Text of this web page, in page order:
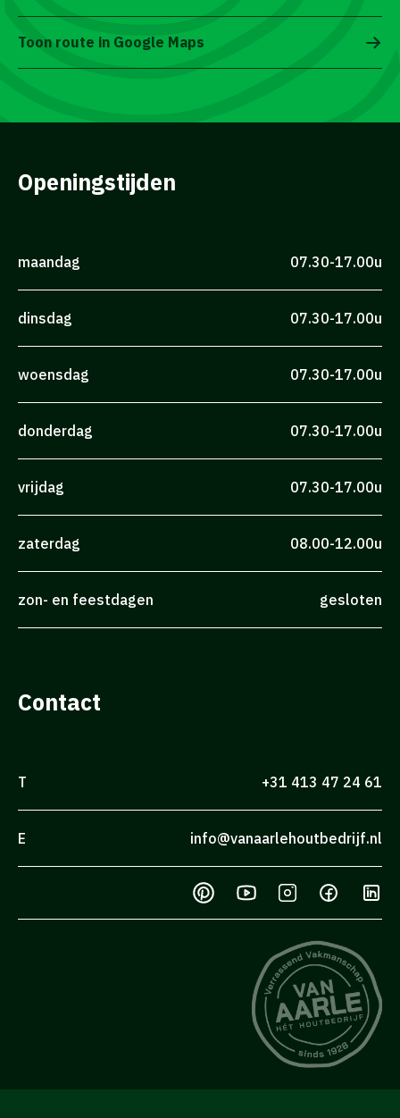
Toon route in Google Maps
Openingstijden
maandag 07.30-17.00u
dinsdag 07.30-17.00u
woensdag 07.30-17.00u
donderdag 07.30-17.00u
vrijdag 07.30-17.00u
zaterdag 08.00-12.00u
zon- en feestdagen gesloten
Contact
T +31 413 47 24 61
E info@vanaarlehoutbedrijf.nl